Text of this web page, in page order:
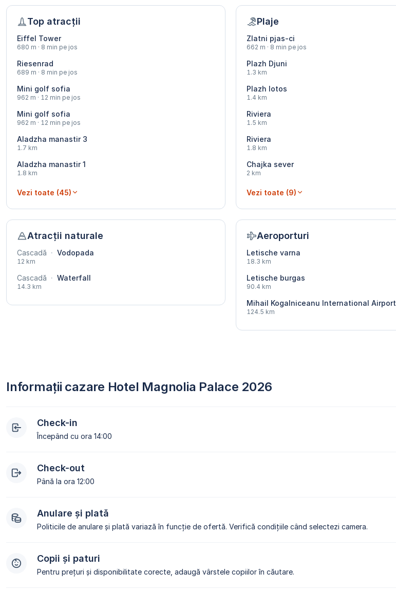
Top atracții
Eiffel Tower
680 m · 8 min pe jos
Riesenrad
689 m · 8 min pe jos
Mini golf sofia
962 m · 12 min pe jos
Mini golf sofia
962 m · 12 min pe jos
Aladzha manastir 3
1.7 km
Aladzha manastir 1
1.8 km
Vezi toate (45)
Plaje
Zlatni pjas-ci
662 m · 8 min pe jos
Plazh Djuni
1.3 km
Plazh lotos
1.4 km
Riviera
1.5 km
Riviera
1.8 km
Chajka sever
2 km
Vezi toate (9)
Atracții naturale
Cascadă · Vodopada
12 km
Cascadă · Waterfall
14.3 km
Aeroporturi
Letische varna
18.3 km
Letische burgas
90.4 km
Mihail Kogalniceanu International Airport
124.5 km
Informații cazare Hotel Magnolia Palace 2026
Check-in
Începând cu ora 14:00
Check-out
Până la ora 12:00
Anulare și plată
Politicile de anulare și plată variază în funcție de ofertă. Verifică condițiile când selectezi camera.
Copii și paturi
Pentru prețuri și disponibilitate corecte, adaugă vârstele copiilor în căutare.